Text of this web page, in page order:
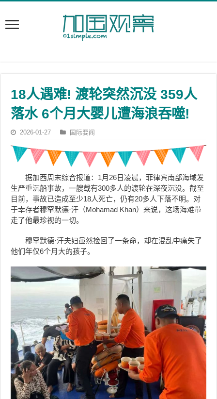
18人遇难! 渡轮突然沉没 359人
落水 6个月大婴儿遭海浪吞噬!
2026-01-27 国际要闻
据加西周末综合报道：1月26日凌晨，菲律宾南部海域发
生严重沉船事故，一艘载有300多人的渡轮在深夜沉没。截至
目前，事故已造成至少18人死亡，仍有20多人下落不明。对
于幸存者穆罕默德·汗（Mohamad Khan）来说，这场海难带
走了他最珍视的一切。
穆罕默德·汗夫妇虽然捡回了一条命，却在混乱中痛失了
他们年仅6个月大的孩子。